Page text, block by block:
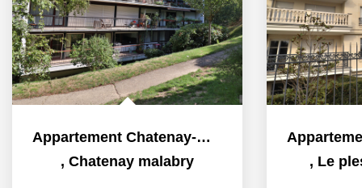
Appartement Chatenay-malabry 3 pièce(s) 68 m2
, Chatenay malabry , Le